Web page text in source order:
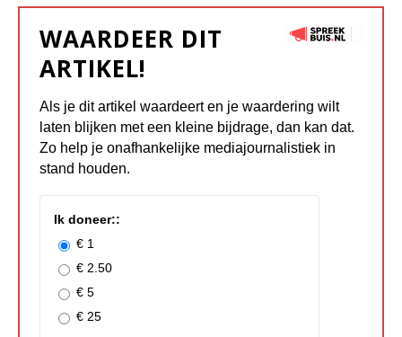
WAARDEER DIT
ARTIKEL!
Als je dit artikel waardeert en je waardering wilt
laten blijken met een kleine bijdrage, dan kan dat.
Zo help je onafhankelijke mediajournalistiek in
stand houden.
Ik doneer::
€ 1
€ 2.50
€ 5
€ 25